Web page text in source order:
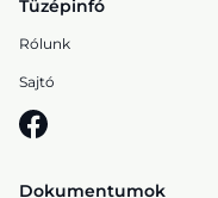
Tüzépinfó
Rólunk
Sajtó
Dokumentumok